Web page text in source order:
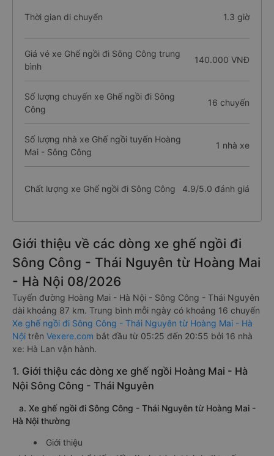
Thời gian di chuyển 1.3 giờ
Giá vé xe Ghế ngồi đi Sông Công trung
bình
140.000 VNĐ
Số lượng chuyến xe Ghế ngồi đi Sông
Công
16 chuyến
Số lượng nhà xe Ghế ngồi tuyến Hoàng
Mai - Sông Công
1 nhà xe
Chất lượng xe Ghế ngồi đi Sông Công 4.9/5.0 đánh giá
Giới thiệu về các dòng xe ghế ngồi đi
Sông Công - Thái Nguyên từ Hoàng Mai
- Hà Nội 08/2026
Tuyến đường Hoàng Mai - Hà Nội - Sông Công - Thái Nguyên
dài khoảng 87 km. Trung bình mỗi ngày có khoảng 16 chuyến
Xe ghế ngồi đi Sông Công - Thái Nguyên từ Hoàng Mai - Hà
Nội trên Vexere.com bắt đầu từ 05:25 đến 20:55 bởi 16 nhà
xe: Hà Lan vận hành.
1. Giới thiệu các dòng xe ghế ngồi Hoàng Mai - Hà
Nội Sông Công - Thái Nguyên
a. Xe ghế ngồi đi Sông Công - Thái Nguyên từ Hoàng Mai -
Hà Nội thường
Giới thiệu